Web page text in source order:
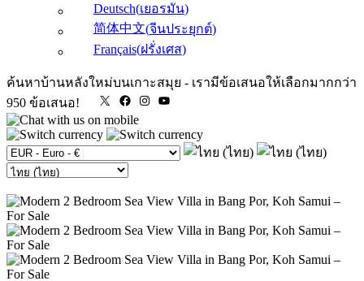
Deutsch(เยอรมัน)
简体中文(จีนประยุกต์)
Français(ฝรั่งเศส)
ค้นหาบ้านหลังใหม่บนเกาะสมุย - เรามีข้อเสนอให้เลือกมากกว่า
950 ข้อเสนอ!
X FacebookInstagram